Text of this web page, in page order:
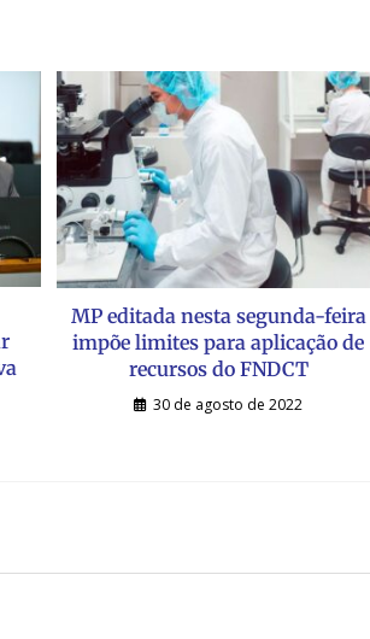
MP editada nesta segunda-feira
impõe limites para aplicação de
recursos do FNDCT
30 de agosto de 2022